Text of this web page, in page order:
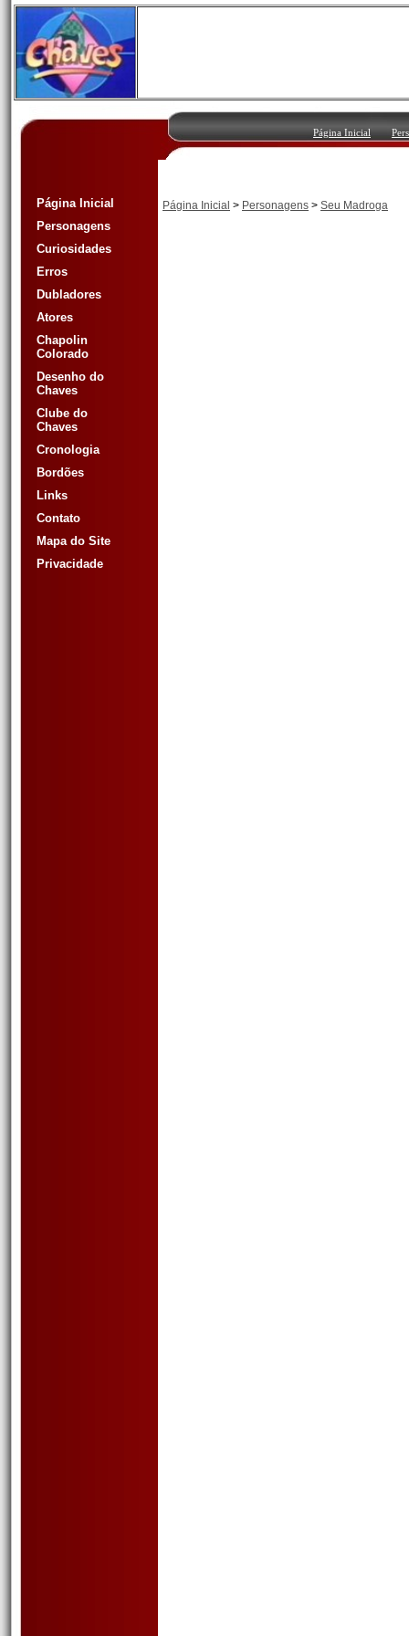
Página Inicial
Página Inicial
Personagens
Curiosidades
Erros
Dubladores
Atores
Chapolin
Colorado
Desenho do
Chaves
Clube do
Chaves
Cronologia
Bordões
Links
Contato
Mapa do Site
Privacidade
Página Inicial > Personagens > Seu Madroga